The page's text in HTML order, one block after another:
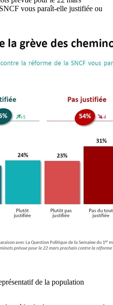
vous paraît-elle justifiée ou
de la population